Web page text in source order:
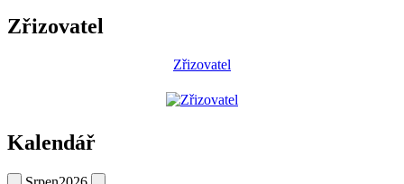
Zřizovatel
Zřizovatel
Kalendář